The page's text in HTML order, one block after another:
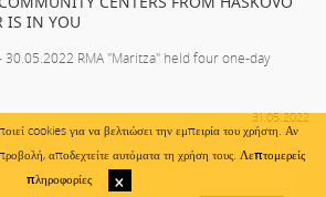
cookies για να βελτιώσει την εμπειρία του χρήστη. Αν
αποδεχτείτε αυτόματα τη χρήση τους. Λεπτομερείς
πληροφορίες
IS IN YOU
RMA "Maritza" held four one-day
31.05.2022